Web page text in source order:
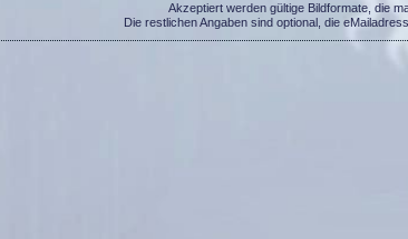
Akzeptiert werden gültige Bildformate, die
Die restlichen Angaben sind optional, die